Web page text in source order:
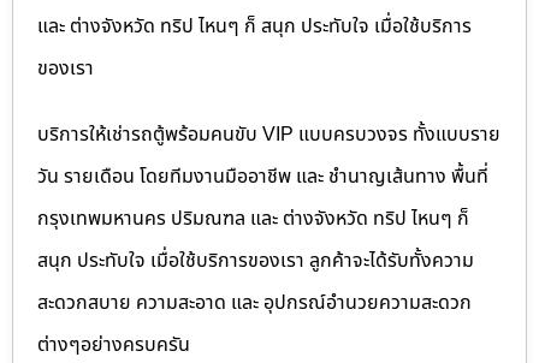
และ ต่างจังหวัด ทริป ไหนๆ ก็ สนุก ประทับใจ เมื่อใช้บริการ
ของเรา
บริการให้เช่ารถตู้พร้อมคนขับ VIP แบบครบวงจร ทั้งแบบราย
วัน รายเดือน โดยทีมงานมืออาชีพ และ ชำนาญเส้นทาง พื้นที่
กรุงเทพมหานคร ปริมณฑล และ ต่างจังหวัด ทริป ไหนๆ ก็
สนุก ประทับใจ เมื่อใช้บริการของเรา ลูกค้าจะได้รับทั้งความ
สะดวกสบาย ความสะอาด และ อุปกรณ์อำนวยความสะดวก
ต่างๆอย่างครบครัน